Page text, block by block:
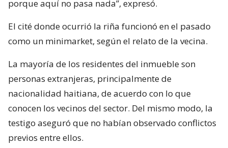
porque aquí no pasa nada”, expresó.
El cité donde ocurrió la riña funcionó en el pasado
como un minimarket, según el relato de la vecina.
La mayoría de los residentes del inmueble son
personas extranjeras, principalmente de
nacionalidad haitiana, de acuerdo con lo que
conocen los vecinos del sector. Del mismo modo, la
testigo aseguró que no habían observado conflictos
previos entre ellos.